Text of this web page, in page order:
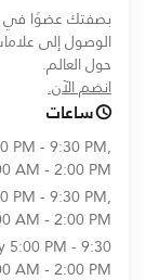
الوصول إلى
حول العالم.
انضم الآن.
ساعات
PM - 9:30 PM,
AM - 2:00 PM
PM - 9:30 PM,
AM - 2:00 PM
5:00 PM - 9:30
AM - 2:00 PM